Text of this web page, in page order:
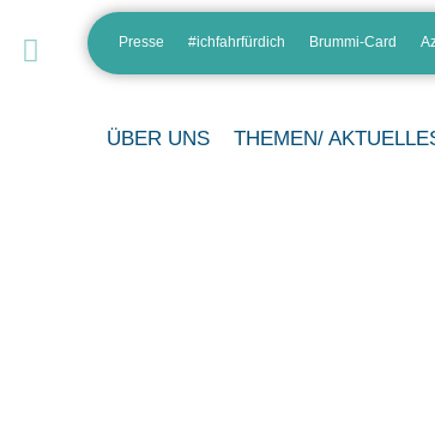
Presse #ichfahrfürdich Brummi-Card
ÜBER UNS THEMEN/